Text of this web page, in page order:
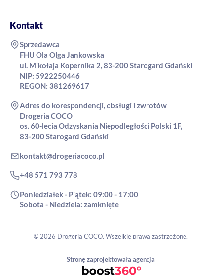
Kontakt
Sprzedawca
FHU Ola Olga Jankowska
ul. Mikołaja Kopernika 2, 83-200 Starogard Gdański
NIP: 5922250446
REGON: 381269617
Adres do korespondencji, obsługi i zwrotów
Drogeria COCO
os. 60-lecia Odzyskania Niepodległości Polski 1F,
83-200 Starogard Gdański
kontakt@drogeriacoco.pl
+48 571 793 778
Poniedziałek - Piątek: 09:00 - 17:00
Sobota - Niedziela: zamknięte
© 2026 Drogeria COCO. Wszelkie prawa zastrzeżone.
Stronę zaprojektowała agencja